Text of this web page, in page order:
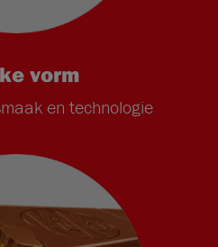
vorm
en technologie